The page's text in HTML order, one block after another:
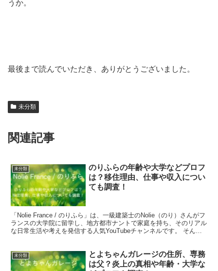
うか。
最後まで読んでいただき、ありがとうございました。
未分類
関連記事
未分類
のりふらの年齢や大学などプロフ
は？移住理由、仕事や収入につい
ても調査！
「Nolie France / のりふら」は、一級建築士のNolie（のり）さんがフ
ランスの大学院に留学し、地方都市ナントで家庭を持ち、そのリアル
な日常生活や考えを発信する人気YouTubeチャンネルです。 そんな
未分類
とよちゃんガレージの住所、専務
は父？炎上の真相や年齢・大学な